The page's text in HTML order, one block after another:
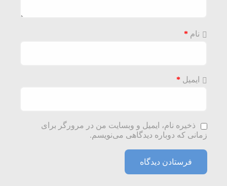
نام *
ایمیل *
ذخیره نام، ایمیل و وبسایت من در مرورگر برای
زمانی که دوباره دیدگاهی می‌نویسم.